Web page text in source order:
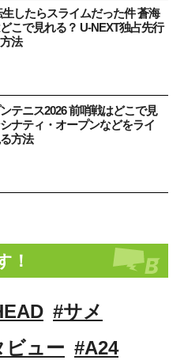
生したらスライムだった件 蒼海
こで見れる？ U-NEXT独占先行
法
テニス2026 前哨戦はどこで見
ナティ・オープンなどをライ
方法
！
#サメ
ビュー #A24